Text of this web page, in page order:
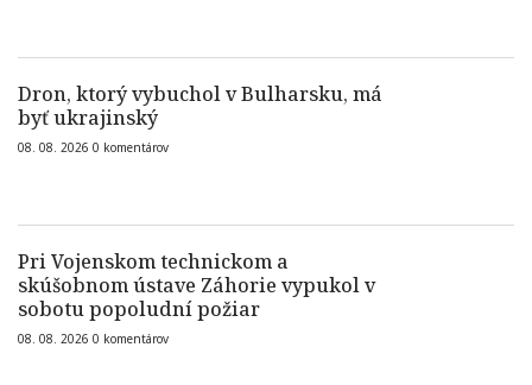
Dron, ktorý vybuchol v Bulharsku, má
byť ukrajinský
08. 08. 2026 0 komentárov
Pri Vojenskom technickom a
skúšobnom ústave Záhorie vypukol v
sobotu popoludní požiar
08. 08. 2026 0 komentárov